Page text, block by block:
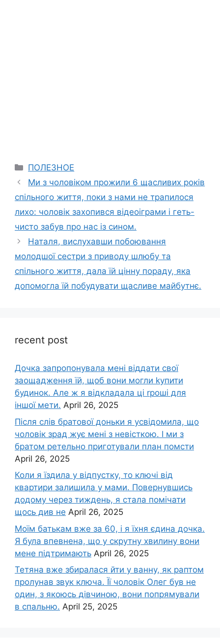
Categories
ПОЛЕЗНОЕ
Ми з чоловіком прожили 6 щасливих років
спільного життя, поки з нами не трапилося
лихо: чоловік захопився відеоіграми і геть-
чисто забув про нас із сином.
Наталя, вислухавши побоювання
молодшої сестри з приводу шлюбу та
спільного життя, дала їй цінну пораду, яка
допомогла їй побудувати щасливе майбутнє.
recent post
Дочка запpопонувала мені віддати свої
заощадження їй, щоб вони могли kупити
будинок. Але ж я відкладала ці rроші для
іншої мети. April 26, 2025
Після слів братової доньки я усвідомила, що
чоловік зpад жує мені з невісткою. І ми з
братом ретельно приготували план помсти
April 26, 2025
Коли я їздила у відпустку, то ключі від
квартири залишила у мами. Повернувшись
додому через тиждень, я стала помічати
щось див не April 26, 2025
Моїм батькам вже за 60, і я їхня єдина дочка.
Я була впевнена, що у скрутну хвилину вони
мене підтримають April 26, 2025
Тетяна вже збиралася йти у ванну, як раптом
пролунав звук ключа. Її чоловік Олег був не
один, з якоюсь дівчиною, вони попрямували
в спальню. April 25, 2025